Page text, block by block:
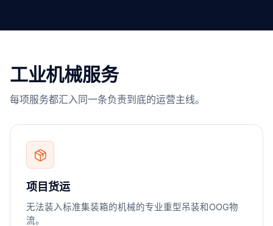
工业机械服务
每项服务都汇入同一条负责到底的运营主线。
项目货运
无法装入标准集装箱的机械的专业重型吊装和OOG物
流。